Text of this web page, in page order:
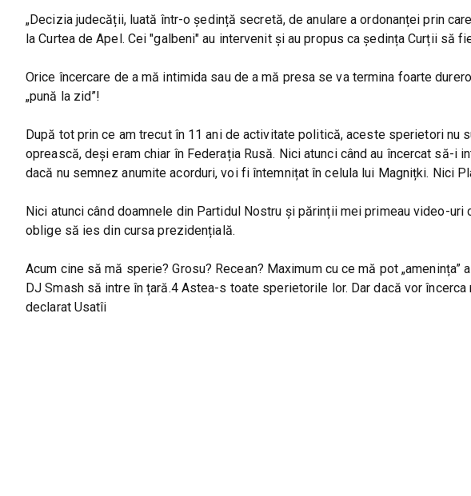
„Decizia judecății, luată într-o ședință secretă, de anulare a ordonanței prin
la Curtea de Apel. Cei "galbeni" au intervenit și au propus ca ședința Curții să
Orice încercare de a mă intimida sau de a mă presa se va termina foarte
„pună la zid”!
După tot prin ce am trecut în 11 ani de activitate politică, aceste sperietori nu
oprească, deși eram chiar în Federația Rusă. Nici atunci când au încercat să-i
dacă nu semnez anumite acorduri, voi fi întemnițat în celula lui Magnițki. Nici
Nici atunci când doamnele din Partidul Nostru și părinții mei primeau video-uri
oblige să ies din cursa prezidențială.
Acum cine să mă sperie? Grosu? Recean? Maximum cu ce mă pot
DJ Smash să intre în țară.4 Astea-s toate sperietorile lor. Dar dacă vor
declarat Usatîi